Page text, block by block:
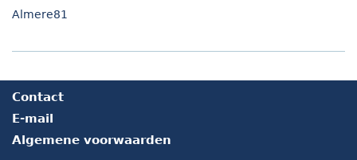
Almere81
Contact
E-mail
Algemene voorwaarden